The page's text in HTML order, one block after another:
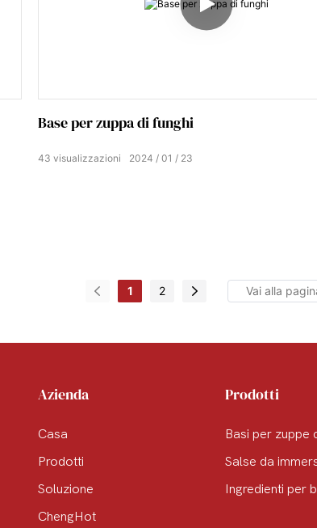
Base per zuppa di funghi
2024 01 23
43 visualizzazioni
1 2
Azienda
Casa
Prodotti
Soluzione
ChengHot
Prodotti
Basi per zuppe
Salse da
Ingredienti per